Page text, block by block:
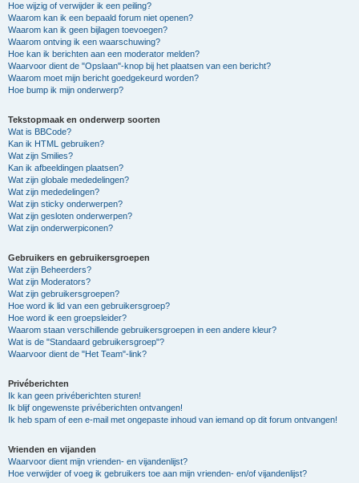
Hoe wijzig of verwijder ik een peiling?
Waarom kan ik een bepaald forum niet openen?
Waarom kan ik geen bijlagen toevoegen?
Waarom ontving ik een waarschuwing?
Hoe kan ik berichten aan een moderator melden?
Waarvoor dient de "Opslaan"-knop bij het plaatsen van een bericht?
Waarom moet mijn bericht goedgekeurd worden?
Hoe bump ik mijn onderwerp?
Tekstopmaak en onderwerp soorten
Wat is BBCode?
Kan ik HTML gebruiken?
Wat zijn Smilies?
Kan ik afbeeldingen plaatsen?
Wat zijn globale mededelingen?
Wat zijn mededelingen?
Wat zijn sticky onderwerpen?
Wat zijn gesloten onderwerpen?
Wat zijn onderwerpiconen?
Gebruikers en gebruikersgroepen
Wat zijn Beheerders?
Wat zijn Moderators?
Wat zijn gebruikersgroepen?
Hoe word ik lid van een gebruikersgroep?
Hoe word ik een groepsleider?
Waarom staan verschillende gebruikersgroepen in een andere kleur?
Wat is de "Standaard gebruikersgroep"?
Waarvoor dient de "Het Team"-link?
Privéberichten
Ik kan geen privéberichten sturen!
Ik blijf ongewenste privéberichten ontvangen!
Ik heb spam of een e-mail met ongepaste inhoud van iemand op dit forum ontvangen!
Vrienden en vijanden
Waarvoor dient mijn vrienden- en vijandenlijst?
Hoe verwijder of voeg ik gebruikers toe aan mijn vrienden- en/of vijandenlijst?